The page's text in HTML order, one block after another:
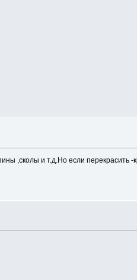
,сколы и т.д.Но если перекрасить -